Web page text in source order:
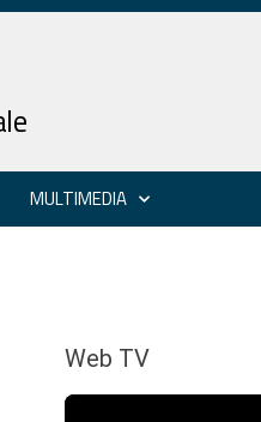
MULTIMEDIA
Web TV